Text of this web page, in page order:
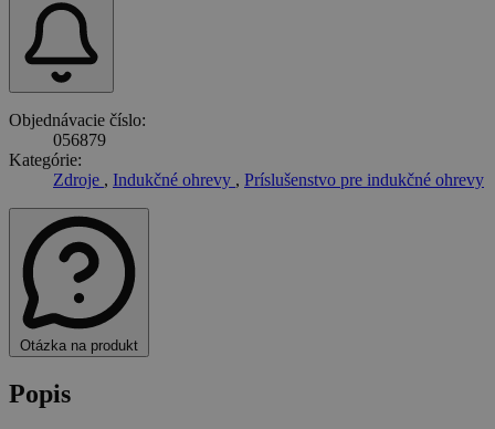
Objednávacie číslo:
056879
Kategórie:
Zdroje , Indukčné ohrevy , Príslušenstvo pre indukčné ohrevy
Otázka na produkt
Popis